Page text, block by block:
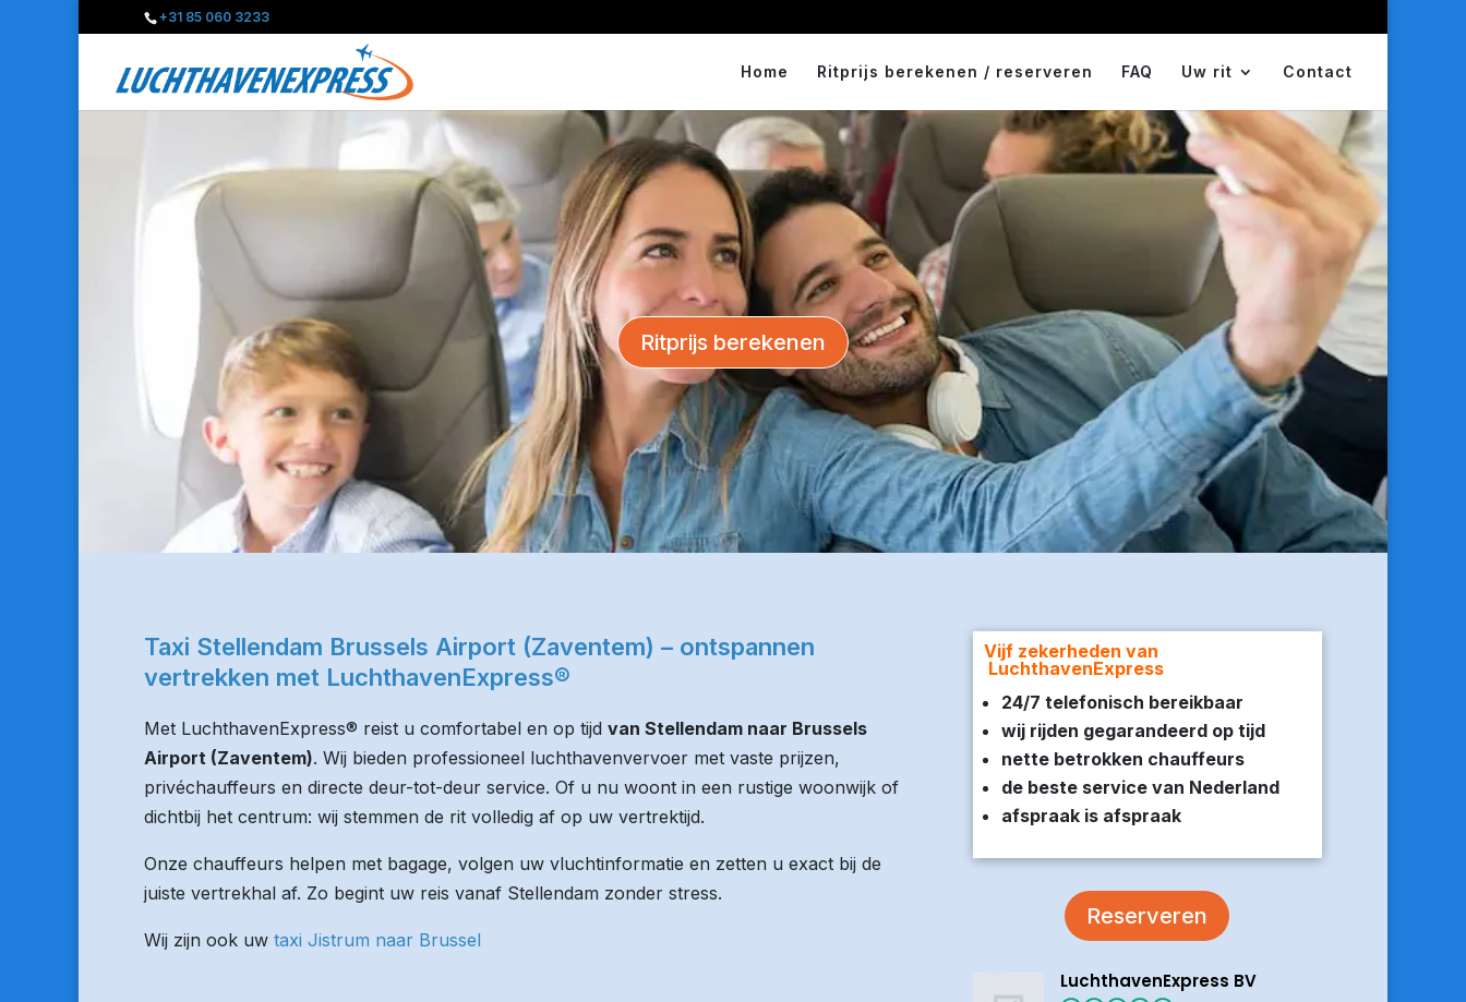
+31 85 060 3233
Home Ritprijs berekenen / reserveren FAQ Uw rit Contact
Ritprijs berekenen
Taxi Stellendam Brussels Airport (Zaventem) – ontspannen
vertrekken met LuchthavenExpress®
Met LuchthavenExpress® reist u comfortabel en op tijd van Stellendam naar Brussels
Airport (Zaventem). Wij bieden professioneel luchthavenvervoer met vaste prijzen,
privéchauffeurs en directe deur-tot-deur service. Of u nu woont in een rustige woonwijk of
dichtbij het centrum: wij stemmen de rit volledig af op uw vertrektijd.
Onze chauffeurs helpen met bagage, volgen uw vluchtinformatie en zetten u exact bij de
juiste vertrekhal af. Zo begint uw reis vanaf Stellendam zonder stress.
Wij zijn ook uw taxi Jistrum naar Brussel
Vijf zekerheden van
LuchthavenExpress
24/7 telefonisch bereikbaar
wij rijden gegarandeerd op tijd
nette betrokken chauffeurs
de beste service van Nederland
afspraak is afspraak
Reserveren
LuchthavenExpress BV